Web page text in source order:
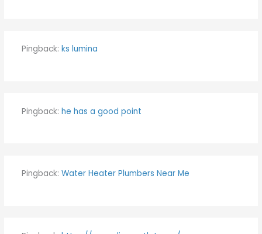
Pingback: ks lumina
Pingback: he has a good point
Pingback: Water Heater Plumbers Near Me